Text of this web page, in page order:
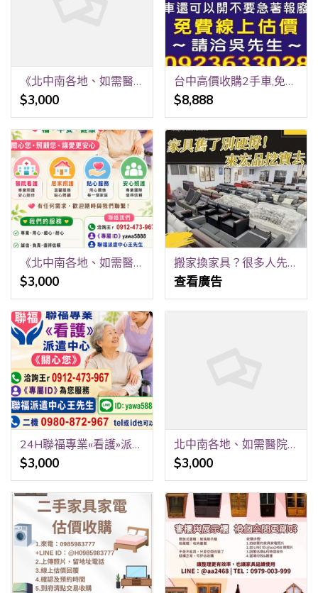
《北中南各地、如需醫院、居家看護》24H 《請提早預約、才可能會有看護》 祝福平安、健康。 聯福專業«看護»派遣中心《關心您》 洽詢王r 0912-473-967
$3,000
台中高價收購2手車,免費線上報價,到府收購,請洽0923-633028吳先生
$8,888
《北中南各地、如需醫院、居家看護》24H 《請提早預約、才可能會有看護》 祝福平安、健康。 聯福專業«看護»派遣中心《關心您》 洽詢王r 0912-473-967
$3,000
搬家換家具？很多人先來宏品二手家具館找 04-24078608
查看廣告
24H聯福專業«看護»派遣中心《關心您》 洽詢王r 0912-473-967 《專屬ID》yawa5888 聯福派遣中心王先生
$3,000
北中南各地、如需醫院、居家看護》24H 洽詢王r 0912-473-967 《專屬ID》yawa5888 聯福派遣中心王先生 二機 0980-872-967 tel或ID也可以
$3,000